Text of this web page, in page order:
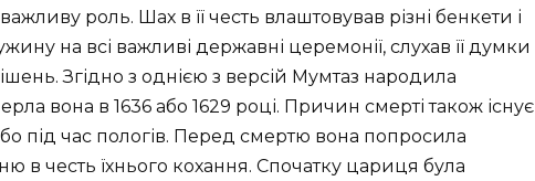
роль. Шах в її честь влаштовував різні бенкети і
на всі важливі державні церемонії, слухав її думки
Згідно з однією з версій Мумтаз народила
вона в 1636 або 1629 році. Причин смерті також існує
під час пологів. Перед смертю вона попросила
в честь їхнього кохання. Спочатку цариця була